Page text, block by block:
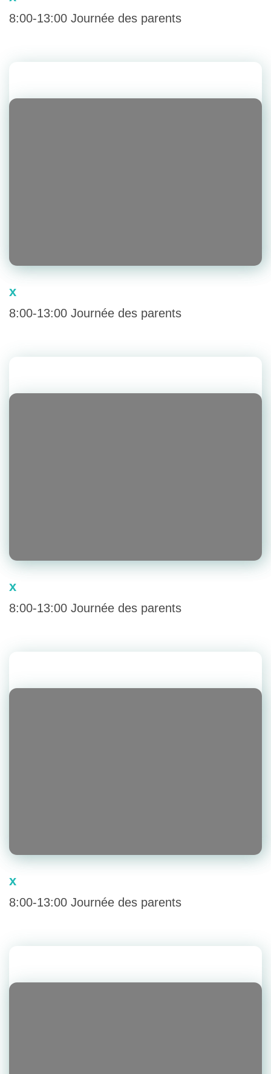
8:00-13:00 Journée des parents
x
8:00-13:00 Journée des parents
x
8:00-13:00 Journée des parents
x
8:00-13:00 Journée des parents